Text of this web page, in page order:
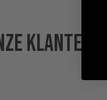
klanten